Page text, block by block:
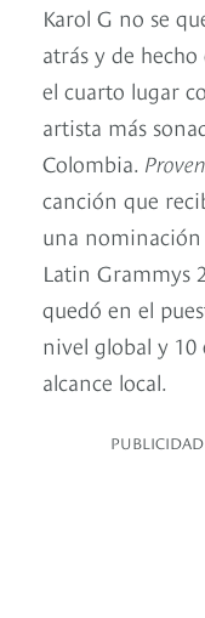
Karol G no se
atrás y de hecho
el cuarto lugar
artista más
Colombia.
canción que
una nominación
Latin Grammys
quedó en el
nivel global y 10
alcance local.
PUBLICIDAD